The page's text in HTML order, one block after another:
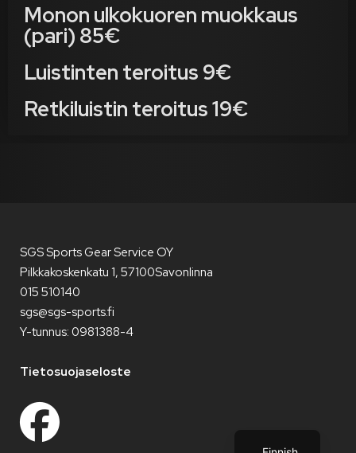
Monon ulkokuoren muokkaus
(pari) 85€
Luistinten teroitus 9€
Retkiluistin teroitus 19€
SGS Sports Gear Service OY
Pilkkakoskenkatu 1, 57100Savonlinna
015 510140
sgs@sgs-sports.fi
Y-tunnus: 0981388-4
Tietosuojaseloste